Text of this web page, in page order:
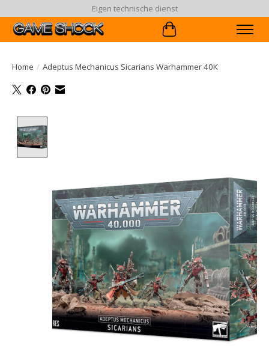
Eigen technische dienst
Winkelwagen
Home / Adeptus Mechanicus Sicarians Warhammer 40K